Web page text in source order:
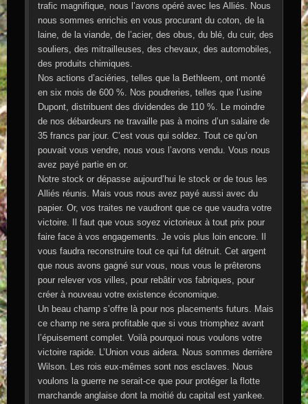
trafic magnifique, nous l’avons opéré avec les Alliés. Nous
nous sommes enrichis en vous procurant du coton, de la
laine, de la viande, de l’acier, des obus, du blé, du cuir, des
souliers, des mitrailleuses, des chevaux, des automobiles,
des produits chimiques.
Nos actions d’aciéries, telles que la Bethleem, ont monté
en six mois de 600 %. Nos poudreries, telles que l’usine
Dupont, distribuent des dividendes de 110 %. Le moindre
de nos débardeurs ne travaille pas à moins d’un salaire de
35 francs par jour. C’est vous qui soldez. Tout ce qu’on
pouvait vous vendre, nous vous l’avons vendu. Vous nous
avez payé partie en or.
Notre stock or dépasse aujourd’hui le stock or de tous les
Alliés réunis. Mais vous nous avez payé aussi avec du
papier. Or, vos traites ne vaudront que ce que vaudra votre
victoire. Il faut que vous soyez victorieux à tout prix pour
faire face à vos engagements. Je vois plus loin encore. Il
vous faudra reconstruire tout ce qui fut détruit. Cet argent
que nous avons gagné sur vous, nous vous le prêterons
pour relever vos villes, pour rebâtir vos fabriques, pour
créer à nouveau votre existence économique.
Un beau champ s’offre là pour nos placements futurs. Mais
ce champ ne sera profitable que si vous triomphez avant
l’épuisement complet. Voilà pourquoi nous voulons votre
victoire rapide. L’Union vous aidera. Nous sommes derrière
Wilson. Les rois eux-mêmes sont nos esclaves. Nous
voulons la guerre ne serait-ce que pour protéger la flotte
marchande anglaise dont la moitié du capital est yankee.